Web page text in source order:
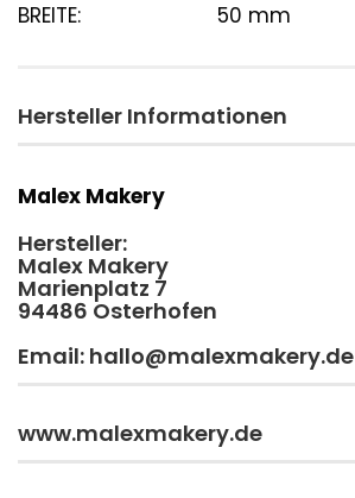
BREITE:
50 mm
Hersteller Informationen
Malex Makery
Hersteller:
Malex Makery
Marienplatz 7
94486 Osterhofen
Email: hallo@malexmakery.de
www.malexmakery.de